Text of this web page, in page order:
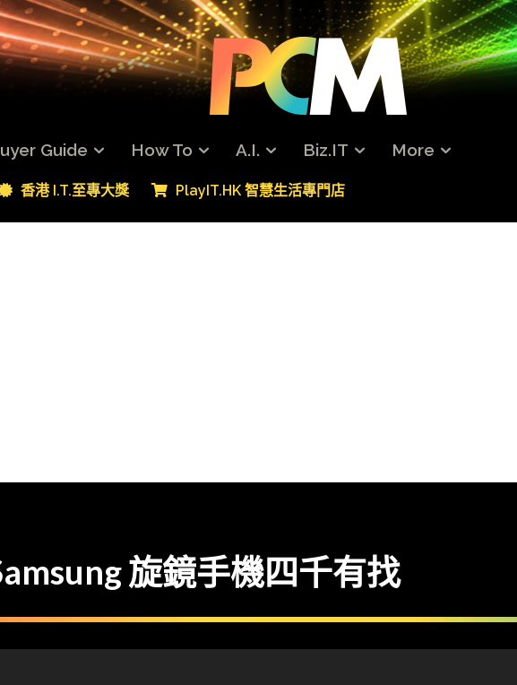
Guide How To A.I. Biz.IT More
香港 I.T.至專大獎 PlayIT.HK 智慧生活專門店
旋鏡手機四千有找